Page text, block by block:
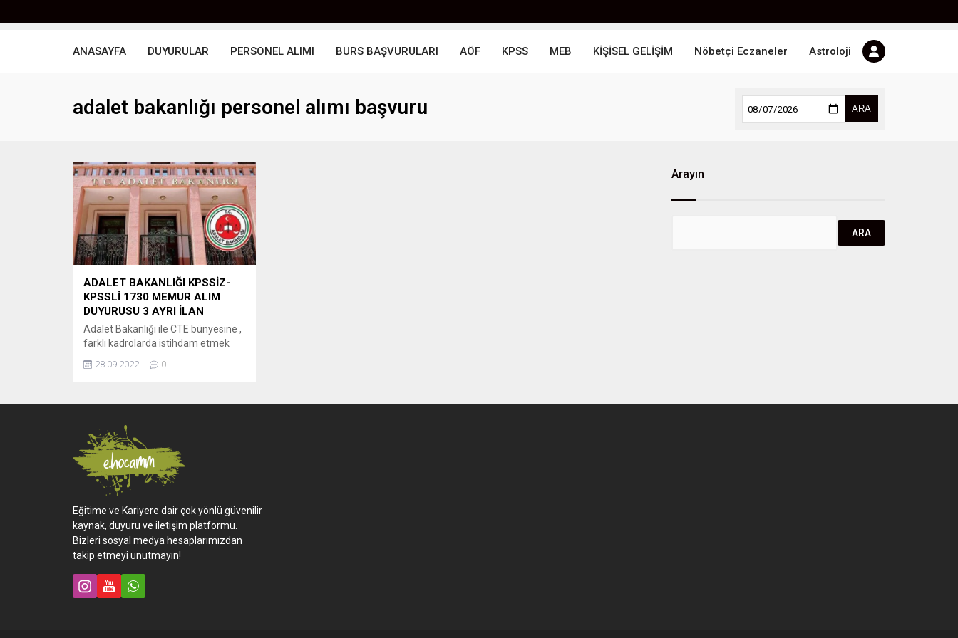
ANASAYFA DUYURULAR PERSONEL ALIMI BURS BAŞVURULARI AÖF KPSS MEB KİŞİSEL GELİŞİM Nöbetçi Eczaneler Astroloji
adalet bakanlığı personel alımı başvuru ARA
ADALET BAKANLIĞI KPSSİZ-
KPSSLİ 1730 MEMUR ALIM
DUYURUSU 3 AYRI İLAN
Adalet Bakanlığı ile CTE bünyesine ,
farklı kadrolarda istihdam etmek
üzere memur ve personel alımı
yapılacak. Yayımlanan 3 ilanda
görüldü. Adalet Bakanlığı 80
Personel Alım Duyurusu Bakanlık
tarafından yayımlanan ilk ilanda , 37
psikolog, 16 Öğretmen, 19
Sosyal Çalışmacı,...
28.09.2022 0
Arayın
Eğitime ve Kariyere dair çok yönlü güvenilir
kaynak, duyuru ve iletişim platformu.
Bizleri sosyal medya hesaplarımızdan
takip etmeyi unutmayın!